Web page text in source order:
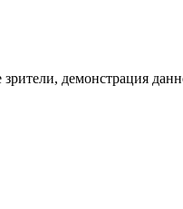
де­мон­ст­ра­ция